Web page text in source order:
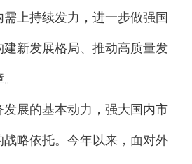
上持续发力，进一步做强国
新发展格局、推动高质量发
展的基本动力，强大国内市
略依托。今年以来，面对外